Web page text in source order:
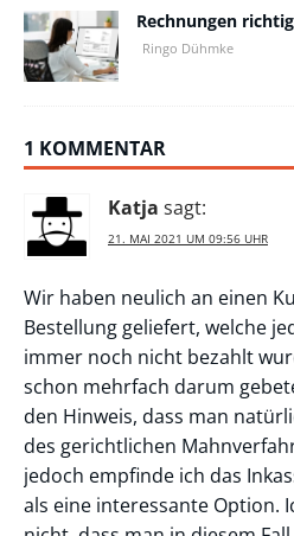
Rechnungen
Ringo Dühmke
1 KOMMENTAR
Katja sagt:
21. MAI 2021 UM 09:56 UHR
Wir haben neulich an einen
Bestellung geliefert, welche
immer noch nicht bezahlt
schon mehrfach darum
den Hinweis, dass man
des gerichtlichen
jedoch empfinde ich das
als eine interessante Option.